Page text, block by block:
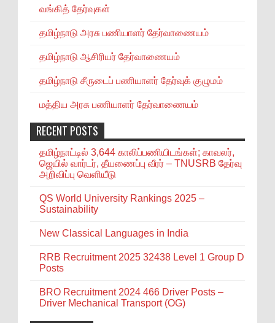
வங்கித் தேர்வுகள்
தமிழ்நாடு அரசு பணியாளர் தேர்வாணையம்
தமிழ்நாடு ஆசிரியர் தேர்வாணையம்
தமிழ்நாடு சீருடைப் பணியாளர் தேர்வுக் குழுமம்
மத்திய அரசு பணியாளர் தேர்வாணையம்
RECENT POSTS
தமிழ்நாட்டில் 3,644 காலிப்பணியிடங்கள்; காவலர்,
ஜெயில் வார்டர், தீயணைப்பு வீரர் – TNUSRB தேர்வு
அறிவிப்பு வெளியீடு
QS World University Rankings 2025 –
Sustainability
New Classical Languages in India
RRB Recruitment 2025 32438 Level 1 Group D
Posts
BRO Recruitment 2024 466 Driver Posts –
Driver Mechanical Transport (OG)